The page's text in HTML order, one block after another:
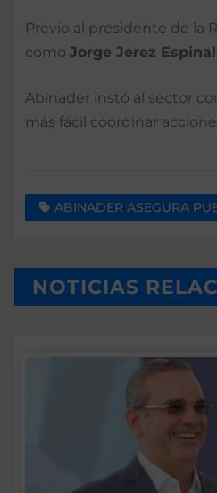
Previo al presidente de la
como Jorge Jerez
Abinader instó al sector
más fácil coordinar
ABINADER ASEGURA
NOTICIAS